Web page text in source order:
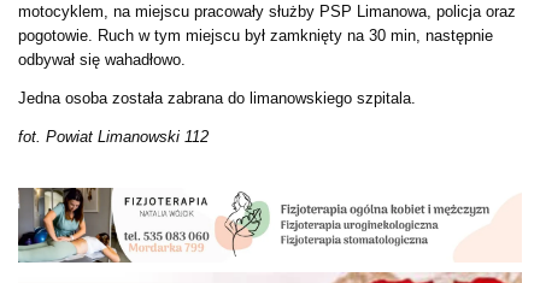
motocyklem, na miejscu pracowały służby PSP Limanowa, policja oraz
pogotowie. Ruch w tym miejscu był zamknięty na 30 min, następnie
odbywał się wahadłowo.
Jedna osoba została zabrana do limanowskiego szpitala.
fot. Powiat Limanowski 112